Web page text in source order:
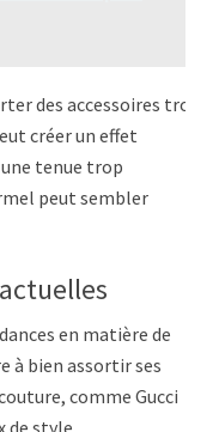
des accessoires trop
créer un effet
tenue trop
peut sembler
en matière de
à bien assortir ses
comme Gucci